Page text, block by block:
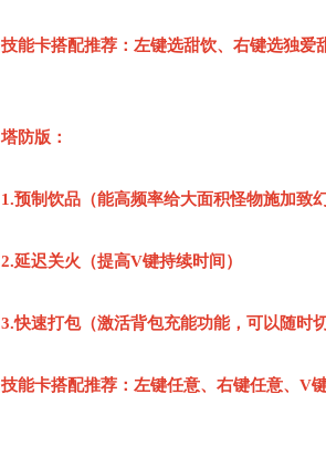
技能卡搭配推荐：左键选甜饮、右键选独爱
塔防版：
1.预制饮品（能高频率给大面积怪物施加致
2.延迟关火（提高V键持续时间）
3.快速打包（激活背包充能功能，可以随时
技能卡搭配推荐：左键任意、右键任意、V